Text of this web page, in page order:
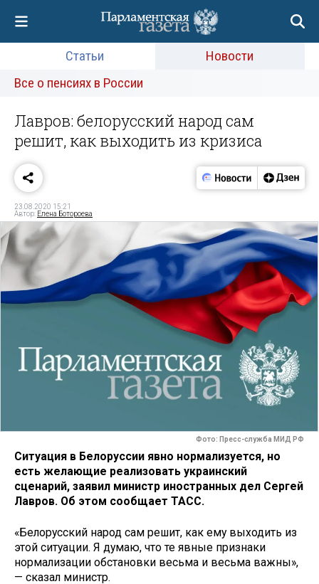
Статьи
Новости
Все о пенсиях в России
Лавров: белорусский народ сам
решит, как выходить из кризиса
23.08.2020 15:21
Автор: Елена Ботороева
Фото: Пресс-служба МИД РФ
Ситуация в Белоруссии явно нормализуется, но
есть желающие реализовать украинский
сценарий, заявил министр иностранных дел Сергей
Лавров. Об этом сообщает ТАСС.
«Белорусский народ сам решит, как ему выходить из
этой ситуации. Я думаю, что те явные признаки
нормализации обстановки весьма и весьма важны»,
— сказал министр.